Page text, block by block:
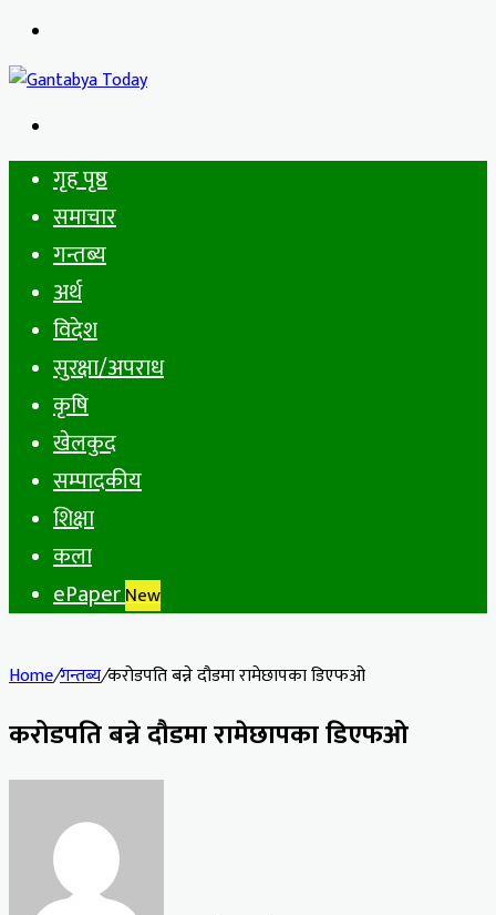
for
गृह पृष्ठ
समाचार
गन्तब्य
अर्थ
विदेश
सुरक्षा/अपराध
कृषि
खेलकुद
सम्पादकीय
शिक्षा
कला
ePaperNew
Home/गन्तब्य/करोडपति बन्ने दौडमा रामेछापका डिएफओ
करोडपति बन्ने दौडमा रामेछापका डिएफओ